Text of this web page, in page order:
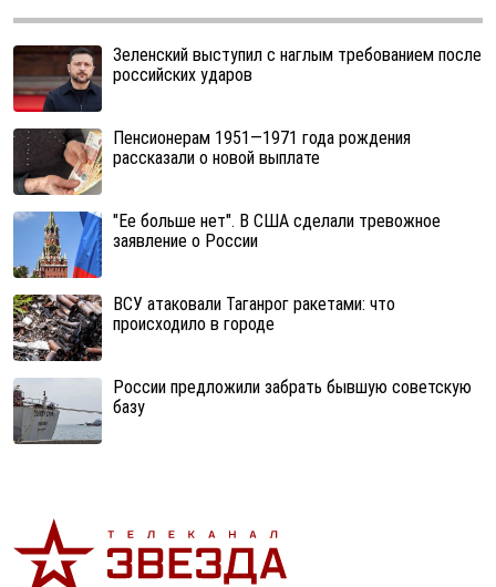
Зеленский выступил с наглым требованием после
российских ударов
Пенсионерам 1951—1971 года рождения
рассказали о новой выплате
"Ее больше нет". В США сделали тревожное
заявление о России
ВСУ атаковали Таганрог ракетами: что
происходило в городе
России предложили забрать бывшую советскую
базу